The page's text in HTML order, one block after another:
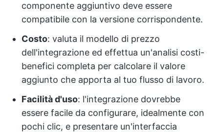
componente aggiuntivo deve essere
compatibile con la versione corrispondente.
Costo: valuta il modello di prezzo
dell'integrazione ed effettua un'analisi costi-
benefici completa per calcolare il valore
aggiunto che apporta al tuo flusso di lavoro.
Facilità d'uso: l'integrazione dovrebbe
essere facile da configurare, idealmente con
pochi clic, e presentare un'interfaccia